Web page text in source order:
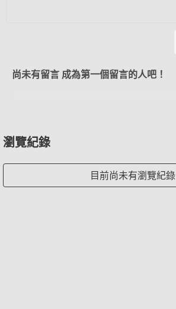
尚未有留言 成為第一個留言的人吧！
瀏覽紀錄
目前尚未有瀏覽紀錄